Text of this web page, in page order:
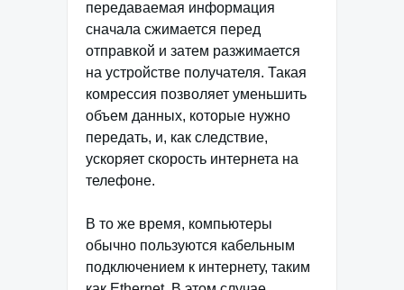
передаваемая информация
сначала сжимается перед
отправкой и затем разжимается
на устройстве получателя. Такая
комрессия позволяет уменьшить
объем данных, которые нужно
передать, и, как следствие,
ускоряет скорость интернета на
телефоне.
В то же время, компьютеры
обычно пользуются кабельным
подключением к интернету, таким